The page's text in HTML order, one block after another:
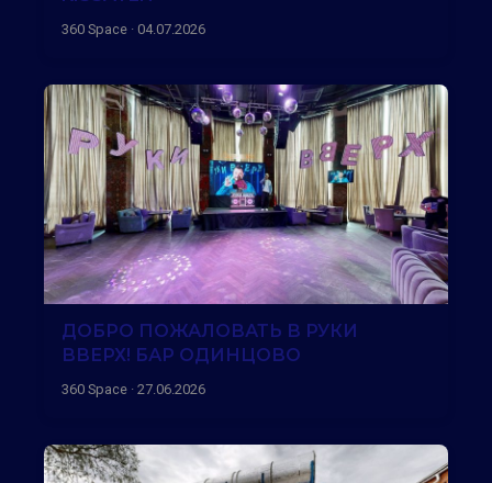
360 Space · 04.07.2026
ДОБРО ПОЖАЛОВАТЬ В РУКИ
ВВЕРХ! БАР ОДИНЦОВО
360 Space · 27.06.2026